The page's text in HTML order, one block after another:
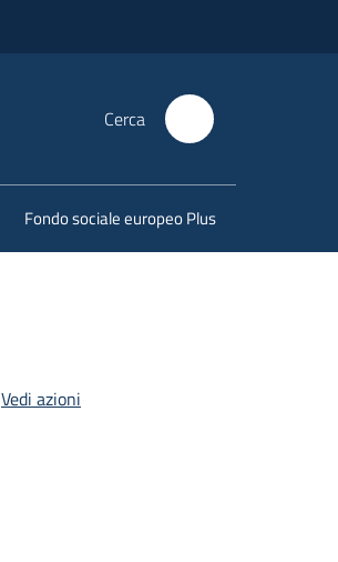
Cerca
Fondo sociale europeo Plus
Vedi azioni